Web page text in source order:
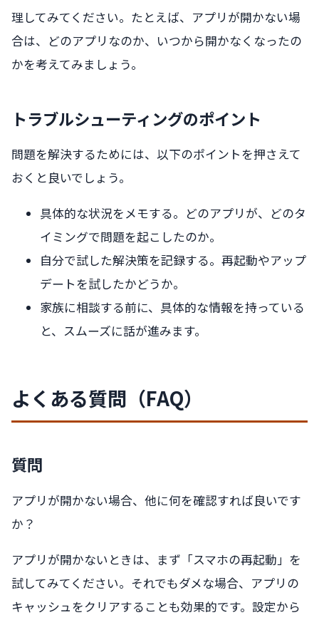
理してみてください。たとえば、アプリが開かない場
合は、どのアプリなのか、いつから開かなくなったの
かを考えてみましょう。
トラブルシューティングのポイント
問題を解決するためには、以下のポイントを押さえて
おくと良いでしょう。
具体的な状況をメモする。どのアプリが、どのタ
イミングで問題を起こしたのか。
自分で試した解決策を記録する。再起動やアップ
デートを試したかどうか。
家族に相談する前に、具体的な情報を持っている
と、スムーズに話が進みます。
よくある質問（FAQ）
質問
アプリが開かない場合、他に何を確認すれば良いです
か？
アプリが開かないときは、まず「スマホの再起動」を
試してみてください。それでもダメな場合、アプリの
キャッシュをクリアすることも効果的です。設定から